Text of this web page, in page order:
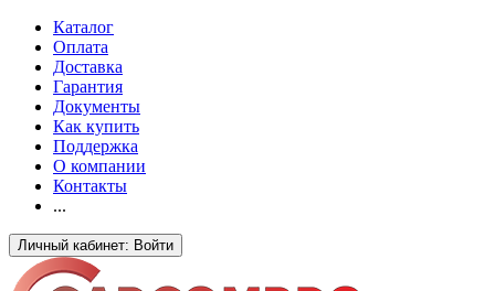
Каталог
Оплата
Доставка
Гарантия
Документы
Как купить
Поддержка
О компании
Контакты
...
Личный кабинет: Войти